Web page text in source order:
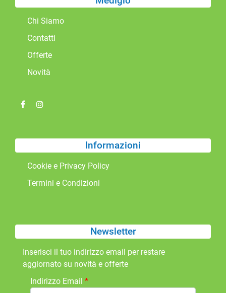
Chi Siamo
Contatti
Offerte
Novità
Informazioni
Cookie e Privacy Policy
Termini e Condizioni
Newsletter
Inserisci il tuo indirizzo email per restare
aggiornato su novità e offerte
Indirizzo Email *